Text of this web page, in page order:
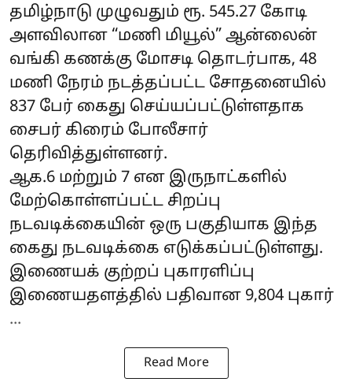
தமிழ்நாடு முழுவதும் ரூ. 545.27 கோடி
அளவிலான “மணி மியூல்” ஆன்லைன்
வங்கி கணக்கு மோசடி தொடர்பாக, 48
மணி நேரம் நடத்தப்பட்ட சோதனையில்
837 பேர் கைது செய்யப்பட்டுள்ளதாக
சைபர் கிரைம் போலீசார்
தெரிவித்துள்ளனர்.
ஆக.6 மற்றும் 7 என இருநாட்களில்
மேற்கொள்ளப்பட்ட சிறப்பு
நடவடிக்கையின் ஒரு பகுதியாக இந்த
கைது நடவடிக்கை எடுக்கப்பட்டுள்ளது.
இணையக் குற்றப் புகாரளிப்பு
இணையதளத்தில் பதிவான 9,804 புகார்
...
Read More